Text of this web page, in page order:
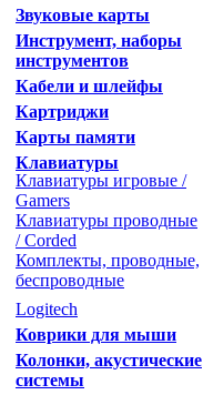
Звуковые карты
Инструмент, наборы
инструментов
Кабели и шлейфы
Картриджи
Карты памяти
Клавиатуры
Клавиатуры игровые /
Gamers
Клавиатуры проводные
/ Corded
Комплекты, проводные,
беспроводные
Logitech
Коврики для мыши
Колонки, акустические
системы